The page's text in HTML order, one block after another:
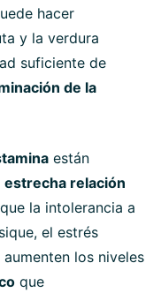
hacer
y la verdura
suficiente de
de la
están
estrecha relación
la intolerancia a
el estrés
los niveles
que